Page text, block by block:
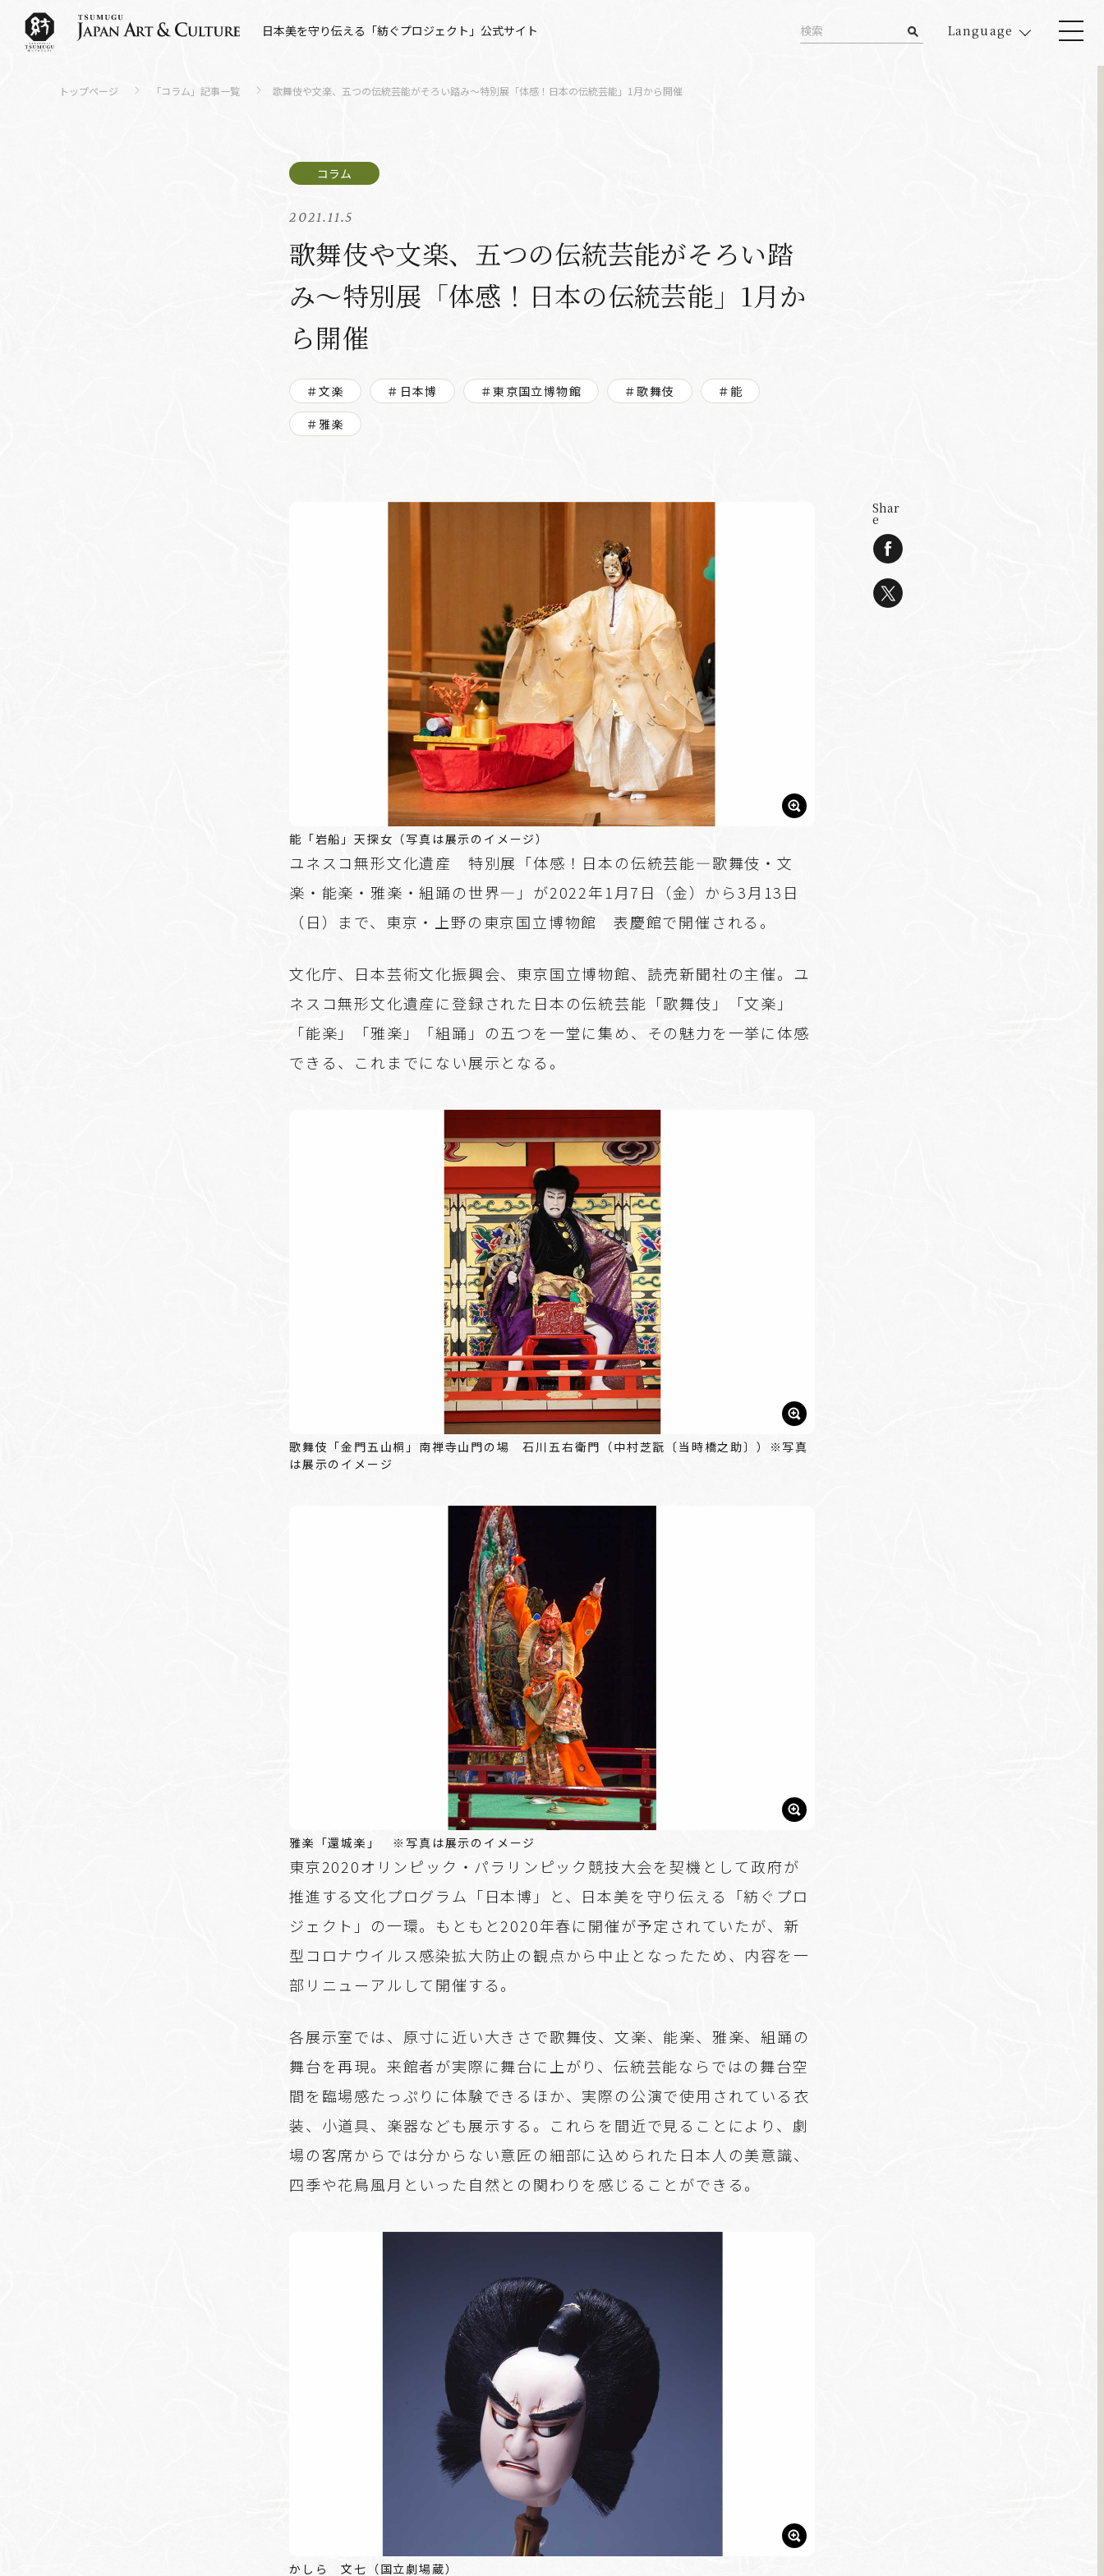
日本美を守り伝える「紡ぐプロジェクト」公式サイト Language
トップページ 「コラム」記事一覧 歌舞伎や文楽、五つの伝統芸能がそろい踏み～特別展「体感！日本の伝統芸能」1月から開催
2021.11.5
歌舞伎や文楽、五つの伝統芸能がそろい踏
み～特別展「体感！日本の伝統芸能」1月か
ら開催
＃文楽 ＃日本博 ＃東京国立博物館 ＃歌舞伎
＃能
＃雅楽
能「岩船」天探女（写真は展示のイメージ）
ユネスコ無形文化遺産 特別展「体感！日本の伝統芸能―歌舞伎・文
楽・能楽・雅楽・組踊の世界―」が2022年1月7日（金）から3月13日
（日）まで、東京・上野の東京国立博物館 表慶館で開催される。
文化庁、日本芸術文化振興会、東京国立博物館、読売新聞社の主催。ユ
ネスコ無形文化遺産に登録された日本の伝統芸能「歌舞伎」「文楽」
「能楽」「雅楽」「組踊」の五つを一堂に集め、その魅力を一挙に体感
できる、これまでにない展示となる。
歌舞伎「金門五山桐」南禅寺山門の場 石川五右衛門（中村芝翫〔当時橋之助〕）※写真
は展示のイメージ
雅楽「還城楽」 ※写真は展示のイメージ
東京2020オリンピック・パラリンピック競技大会を契機として政府が
推進する文化プログラム「日本博」と、日本美を守り伝える「紡ぐプロ
ジェクト」の一環。もともと2020年春に開催が予定されていたが、新
型コロナウイルス感染拡大防止の観点から中止となったため、内容を一
部リニューアルして開催する。
各展示室では、原寸に近い大きさで歌舞伎、文楽、能楽、雅楽、組踊の
舞台を再現。来館者が実際に舞台に上がり、伝統芸能ならではの舞台空
間を臨場感たっぷりに体験できるほか、実際の公演で使用されている衣
装、小道具、楽器なども展示する。これらを間近で見ることにより、劇
場の客席からでは分からない意匠の細部に込められた日本人の美意識、
四季や花鳥風月といった自然との関わりを感じることができる。
かしら 文七（国立劇場蔵）
Shar
e